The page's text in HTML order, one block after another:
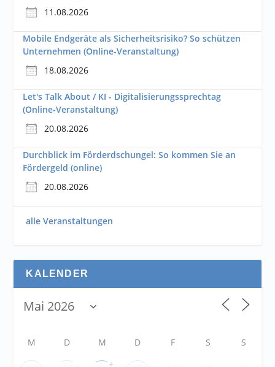
11.08.2026
Mobile Endgeräte als Sicherheitsrisiko? So schützen
Unternehmen (Online-Veranstaltung)
18.08.2026
Let's Talk About / KI - Digitalisierungssprechtag
(Online-Veranstaltung)
20.08.2026
Durchblick im Förderdschungel: So kommen Sie an
Fördergeld (online)
20.08.2026
alle Veranstaltungen
KALENDER
M D M D F S S
+